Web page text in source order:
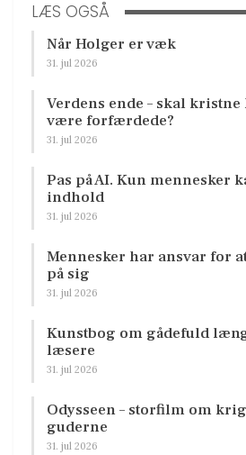
LÆS OGSÅ
Når Holger er væk
31. jul 2026
Verdens ende – skal
være forfærdede?
31. jul 2026
Pas på AI. Kun mennesker
indhold
31. jul 2026
Mennesker har ansvar for
på sig
31. jul 2026
Kunstbog om gådefuld
læsere
31. jul 2026
Odysseen – storfilm om
guderne
31. jul 2026